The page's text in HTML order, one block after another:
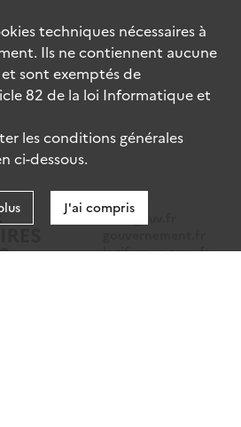
data.gouv.fr
legifrance.gouv.fr
techniques nécessaires à
Ils ne contiennent aucune
sont exemptés de
82 de la loi Informatique et
les conditions générales
ci-dessous.
J'ai compris